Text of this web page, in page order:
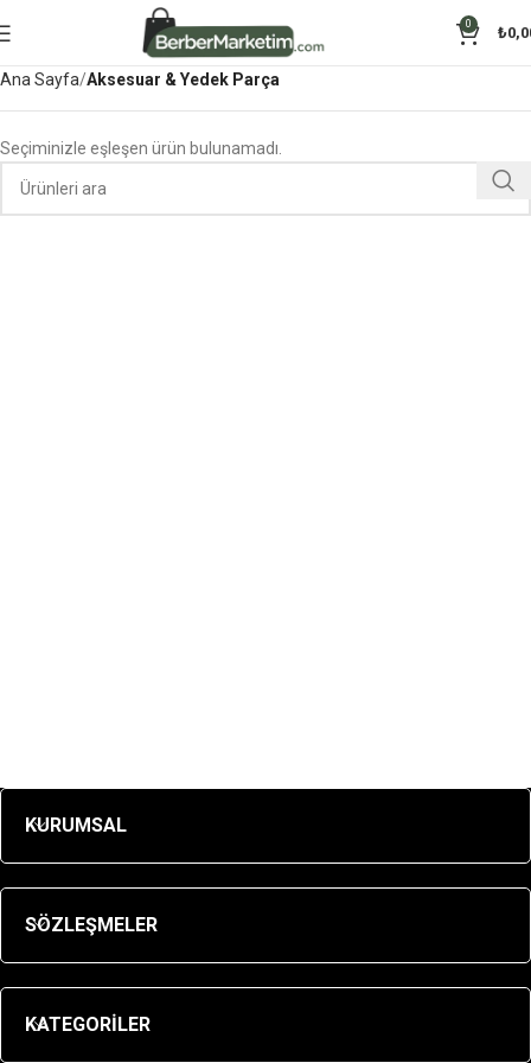
0
₺
Ana Sayfa Aksesuar & Yedek Parça
Seçiminizle eşleşen ürün bulunamadı.
KURUMSAL
SÖZLEŞMELER
KATEGORİLER